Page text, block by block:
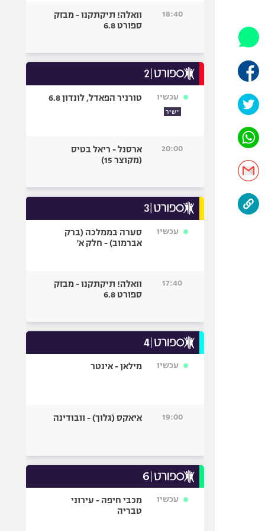
אופניים
כדורמים
פוטבול אמריקאי NFL
גיימינג E-Sports
18:40
וואלה! תיקתקנו - מבזק
ספורט 6.8
עכשיו
ישיר
טורניר הפאדל, לונדון 6.8
20:00
ארסנל - ריאל בטיס
(מקוצר 15)
עכשיו
סערה בממלכה (ברק
אברמוב) - חלק א'
17:40
וואלה! תיקתקנו - מבזק
ספורט 6.8
עכשיו מילאן - אינטר
19:00 איאקס (גלוך) - וובודינה
עכשיו
מכבי חיפה - עירוני
טבריה